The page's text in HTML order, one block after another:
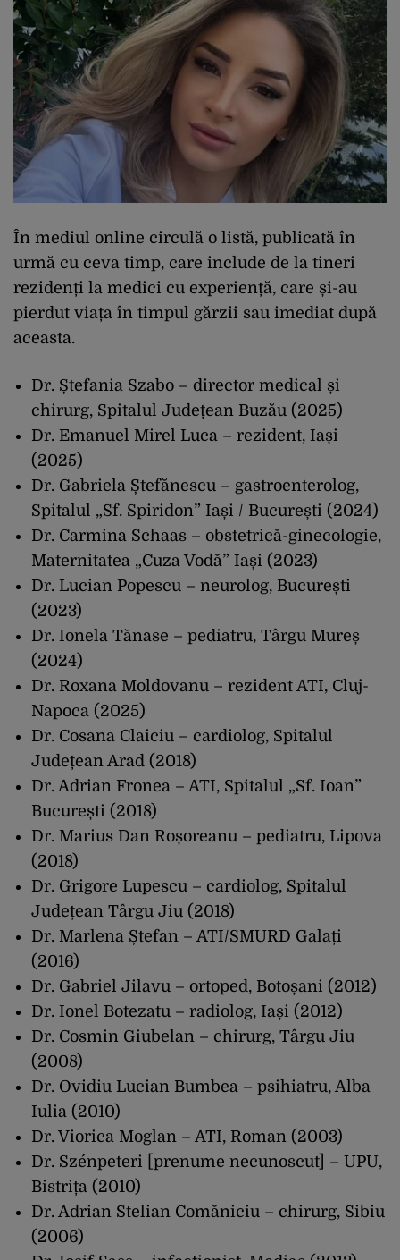
În mediul online circulă o listă, publicată în
urmă cu ceva timp, care include de la tineri
rezidenți la medici cu experiență, care și-au
pierdut viața în timpul gărzii sau imediat după
aceasta.
Dr. Ștefania Szabo – director medical și
chirurg, Spitalul Județean Buzău (2025)
Dr. Emanuel Mirel Luca – rezident, Iași
(2025)
Dr. Gabriela Ștefănescu – gastroenterolog,
Spitalul „Sf. Spiridon” Iași / București (2024)
Dr. Carmina Schaas – obstetrică-ginecologie,
Maternitatea „Cuza Vodă” Iași (2023)
Dr. Lucian Popescu – neurolog, București
(2023)
Dr. Ionela Tănase – pediatru, Târgu Mureș
(2024)
Dr. Roxana Moldovanu – rezident ATI, Cluj-
Napoca (2025)
Dr. Cosana Claiciu – cardiolog, Spitalul
Județean Arad (2018)
Dr. Adrian Fronea – ATI, Spitalul „Sf. Ioan”
București (2018)
Dr. Marius Dan Roșoreanu – pediatru, Lipova
(2018)
Dr. Grigore Lupescu – cardiolog, Spitalul
Județean Târgu Jiu (2018)
Dr. Marlena Ștefan – ATI/SMURD Galați
(2016)
Dr. Gabriel Jilavu – ortoped, Botoșani (2012)
Dr. Ionel Botezatu – radiolog, Iași (2012)
Dr. Cosmin Giubelan – chirurg, Târgu Jiu
(2008)
Dr. Ovidiu Lucian Bumbea – psihiatru, Alba
Iulia (2010)
Dr. Viorica Moglan – ATI, Roman (2003)
Dr. Szénpeteri [prenume necunoscut] – UPU,
Bistrița (2010)
Dr. Adrian Stelian Comăniciu – chirurg, Sibiu
(2006)